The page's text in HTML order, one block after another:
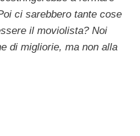
ci sarebbero tante cose
il moviolista? Noi
di migliorie, ma non alla